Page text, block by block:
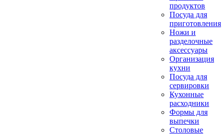
продуктов
Посуда для
приготовления
Ножи и
разделочные
аксессуары
Организация
кухни
Посуда для
сервировки
Кухонные
расходники
Формы для
выпечки
Столовые